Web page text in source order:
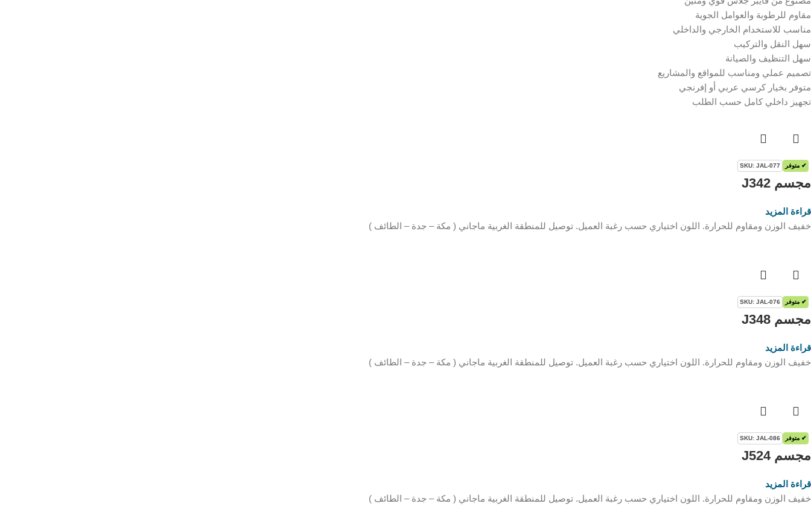
مقاوم للرطوبة والعوامل الجوية
مناسب للاستخدام الخارجي والداخلي
سهل النقل والتركيب
سهل التنظيف والصيانة
تصميم عملي ومناسب للمواقع والمشاريع
متوفر بخيار كرسي عربي أو إفرنجي
تجهيز داخلي كامل حسب الطلب
✔ متوفر SKU: JAL-077
مجسم J342
قراءة المزيد
خفيف الوزن ومقاوم للحرارة. اللون اختياري حسب رغبة العميل. توصيل للمنطقة الغربية ماجاني ( مكة – جدة – الطائف )
✔ متوفر SKU: JAL-076
مجسم J348
قراءة المزيد
خفيف الوزن ومقاوم للحرارة. اللون اختياري حسب رغبة العميل. توصيل للمنطقة الغربية ماجاني ( مكة – جدة – الطائف )
✔ متوفر SKU: JAL-086
مجسم J524
قراءة المزيد
خفيف الوزن ومقاوم للحرارة. اللون اختياري حسب رغبة العميل. توصيل للمنطقة الغربية ماجاني ( مكة – جدة – الطائف )